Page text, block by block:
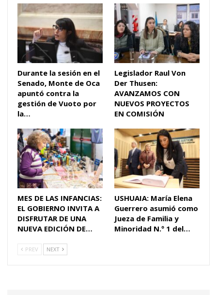
Durante la sesión en el
Senado, Monte de Oca
apuntó contra la
gestión de Vuoto por
la…
Legislador Raul Von
Der Thusen:
AVANZAMOS CON
NUEVOS PROYECTOS
EN COMISIÓN
MES DE LAS INFANCIAS:
EL GOBIERNO INVITA A
DISFRUTAR DE UNA
NUEVA EDICIÓN DE…
USHUAIA: María Elena
Guerrero asumió como
Jueza de Familia y
Minoridad N.º 1 del…
PREV NEXT